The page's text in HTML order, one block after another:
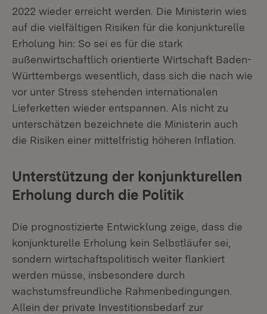
2022 wieder erreicht werden. Die Ministerin wies
auf die vielfältigen Risiken für die konjunkturelle
Erholung hin: So sei es für die stark
außenwirtschaftlich orientierte Wirtschaft Baden-
Württembergs wesentlich, dass sich die nach wie
vor unter Stress stehenden internationalen
Lieferketten wieder entspannen. Als nicht zu
unterschätzen bezeichnete die Ministerin auch
die Risiken einer mittelfristig höheren Inflation.
Unterstützung der konjunkturellen
Erholung durch die Politik
Die prognostizierte Entwicklung zeige, dass die
konjunkturelle Erholung kein Selbstläufer sei,
sondern wirtschaftspolitisch weiter flankiert
werden müsse, insbesondere durch
wachstumsfreundliche Rahmenbedingungen.
Allein der private Investitionsbedarf zur